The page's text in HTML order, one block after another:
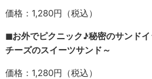
価格：1,280円（税込）
◼︎お外でピクニック♪秘密のサンド
チーズのスイーツサンド～
価格：1,280円（税込）